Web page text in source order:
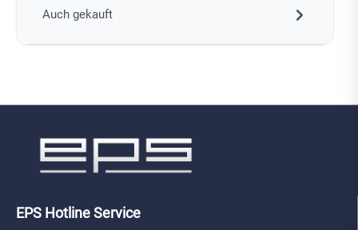
Auch gekauft
EPS Hotline Service